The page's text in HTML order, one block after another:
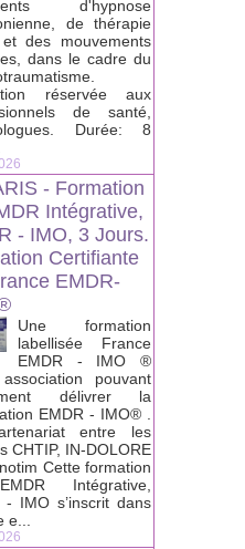
d'hypnose
de thérapie
des mouvements
dans le cadre du
réservée aux
de santé,
Durée: 8
- Formation
Intégrative,
- IMO, 3 Jours.
Certifiante
EMDR-
Une formation
labellisée France
EMDR - IMO ®
pouvant
délivrer la
EMDR - IMO® .
entre les
CHTIP, IN-DOLORE
Cette formation
Intégrative,
- IMO s’inscrit dans
e...